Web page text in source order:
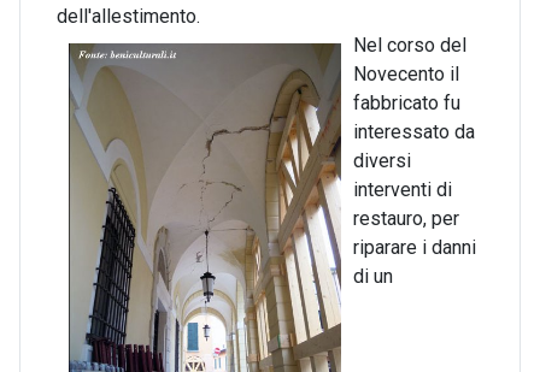
dell'allestimento.
Nel corso del
Novecento il
fabbricato fu
interessato da
diversi
interventi di
restauro, per
riparare i danni
di un